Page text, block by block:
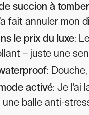
succion à tomber
fait annuler mon
le prix du luxe:
– juste une
:
activé: Je l’ai
une balle anti-